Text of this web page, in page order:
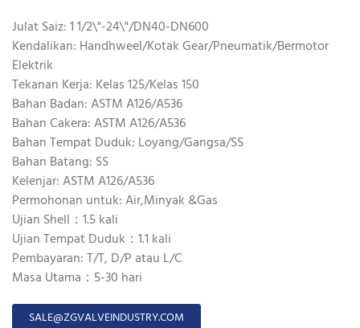
Julat Saiz: 1 1/2\"-24\"/DN40-DN600
Kendalikan: Handhweel/Kotak Gear/Pneumatik/Bermotor
Elektrik
Tekanan Kerja: Kelas 125/Kelas 150
Bahan Badan: ASTM A126/A536
Bahan Cakera: ASTM A126/A536
Bahan Tempat Duduk: Loyang/Gangsa/SS
Bahan Batang: SS
Kelenjar: ASTM A126/A536
Permohonan untuk: Air,Minyak &Gas
Ujian Shell：1.5 kali
Ujian Tempat Duduk：1.1 kali
Pembayaran: T/T, D/P atau L/C
Masa Utama：5-30 hari
SALE@ZGVALVEINDUSTRY.COM